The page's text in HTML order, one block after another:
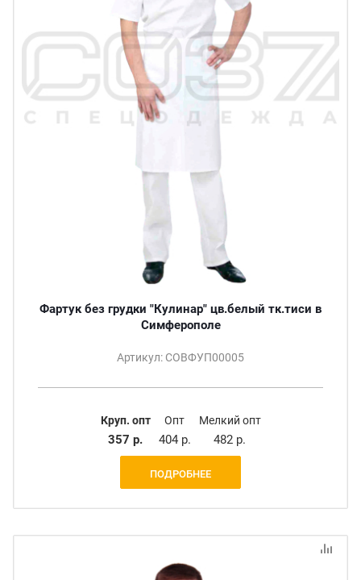
Фартук без грудки "Кулинар" цв.белый тк.тиси в
Симферополе
Артикул: СОВФУП00005
Круп. опт
357 р.
Опт
404 р.
Мелкий опт
482 р.
ПОДРОБНЕЕ